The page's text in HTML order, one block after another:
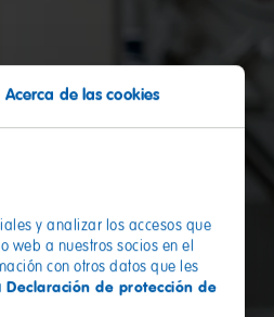
Acerca de las cookies
y analizar los accesos que
web a nuestros socios en el
con otros datos que les
Declaración de protección de